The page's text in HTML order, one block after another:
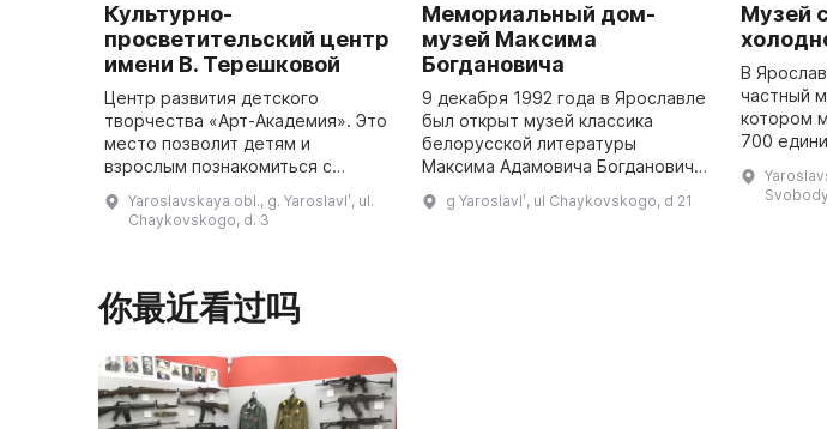
Культурно-
просветительский центр
имени В. Терешковой
Центр развития детского
творчества «Арт-Академия». Это
место позволит детям и
взрослым познакомиться с
комплекса представляет собой
сочетание современных
Yaroslavskaya obl., g. Yaroslavlʹ, ul.
Chaykovskogo, d. 3
Мемориальный дом-
музей Максима
Богдановича
9 декабря 1992 года в Ярославле
был открыт музей классика
белорусской литературы
Максима Адамовича Богдановича.
России, посвященный жизни и
g Yaroslavlʹ, ul Chaykovskogo, d 21
Музей
В
частный
котором
700
открыт
你最近看过吗